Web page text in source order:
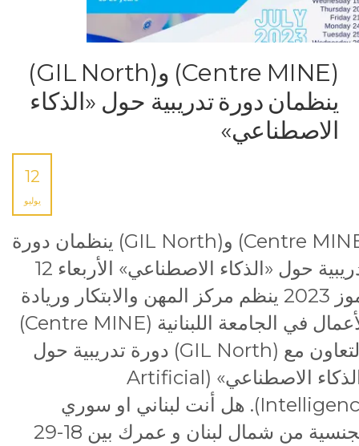
(Centre MINE) و(GIL North)
ينظمان دورة تدريبية حول «الذكاء
الاصطناعي»
12
يوليو
(Centre MINE) و(GIL North) ينظمان دورة
تدريبية حول «الذكاء الاصطناعي» الأربعاء 12
تموز 2023 ينظم مركز المهن والابتكار وريادة
الأعمال في الجامعة اللبنانية (Centre MINE)
بالتعاون مع (GIL North) دورة تدريبية حول
«الذكاء الاصطناعي» (Artificial
Intelligence). هل أنت لبناني او سوري
الجنسية من شمال لبنان و عمرك بين 18-29